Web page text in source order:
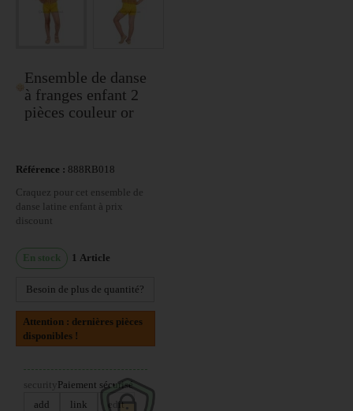
Ensemble de danse
à franges enfant 2
pièces couleur or
Référence : 888RB018
Craquez pour cet ensemble de
danse latine enfant à prix
discount
En stock 1 Article
Besoin de plus de quantité?
Attention : dernières pièces
disponibles !
security Paiement sécurisé
add
link edit